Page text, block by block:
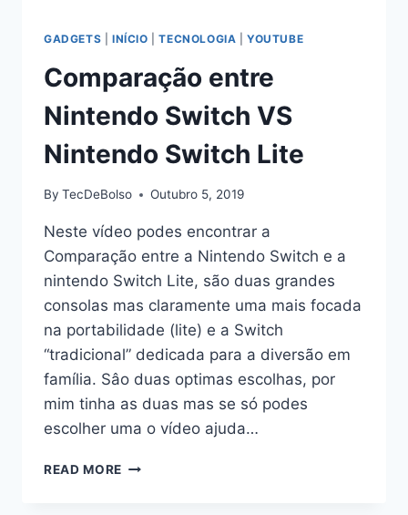
GADGETS INÍCIO |TECNOLOGIA |YOUTUBE
Comparação entre
Nintendo Switch VS
Nintendo Switch Lite
By TecDeBolso Outubro 5, 2019
Neste vídeo podes encontrar a
Comparação entre a Nintendo Switch e a
nintendo Switch Lite, são duas grandes
consolas mas claramente uma mais focada
na portabilidade (lite) e a Switch
“tradicional” dedicada para a diversão em
família. Sâo duas optimas escolhas, por
mim tinha as duas mas se só podes
escolher uma o vídeo ajuda…
READ MORE COMPARAÇÃO